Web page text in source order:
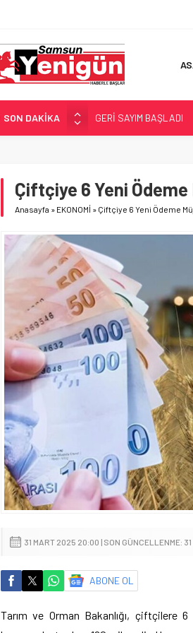
SON DAKİKA
GERİ SAYIM BAŞLADI
SAMSUNSPOR’DA
İŞTE FINDIK FİYATI!
YÖNETİCİ SEÇERKEN
Çiftçiye 6 Yeni
Anasayfa » EKONOMİ » Çiftçiye 6 Yeni Ödeme
31 MART 2025 20:00 | SON GÜNCELLENME:
ABONE OL
Tarım ve Orman Bakanlığı, çiftçilere